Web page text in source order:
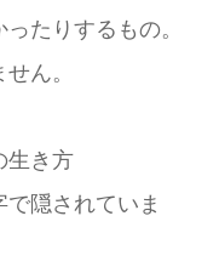
たりするもの。
ん。
生き方
隠されていま